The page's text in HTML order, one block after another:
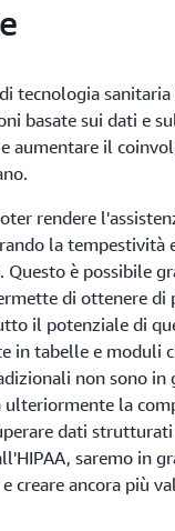
tecnologia
basate sui dati e
aumentare il
rendere
la tempestività
è possibile
di ottenere di
il potenziale di
in tabelle e moduli
non sono in
la
dati
saremo in
creare ancora più